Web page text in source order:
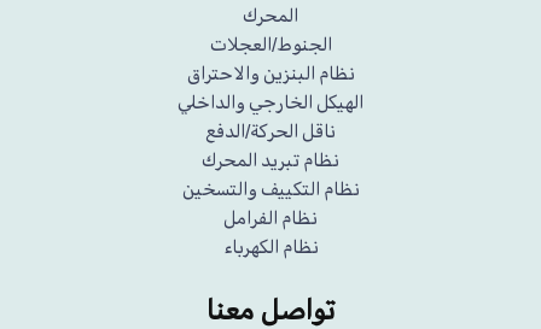
المحرك
الجنوط/العجلات
نظام البنزين والاحتراق
الهيكل الخارجي والداخلي
ناقل الحركة/الدفع
نظام تبريد المحرك
نظام التكييف والتسخين
نظام الفرامل
نظام الكهرباء
تواصل معنا